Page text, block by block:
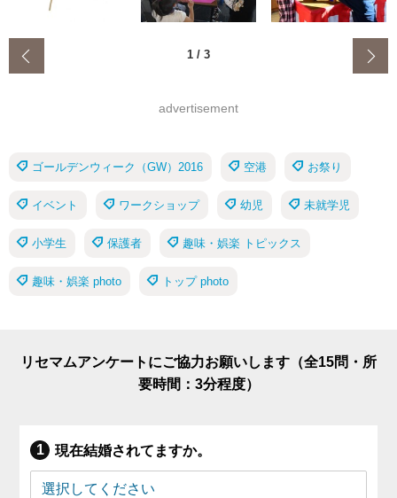
1 / 3
advertisement
ゴールデンウィーク（GW）2016 空港 お祭り
イベント ワークショップ 幼児 未就学児
小学生 保護者 趣味・娯楽 トピックス
趣味・娯楽 photo トップ photo
リセマムアンケートにご協力お願いします（全15問・所
要時間：3分程度）
現在結婚されてますか。